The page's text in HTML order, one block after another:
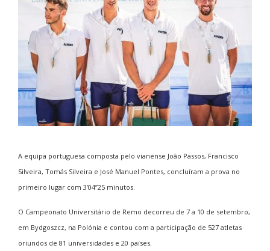
A equipa portuguesa composta pelo vianense João Passos, Francisco
Silveira, Tomás Silveira e José Manuel Pontes, concluíram a prova no
primeiro lugar com 3’04’’25 minutos.
O Campeonato Universitário de Remo decorreu de 7 a 10 de setembro,
em Bydgoszcz, na Polónia e contou com a participação de 527 atletas
oriundos de 81 universidades e 20 países.